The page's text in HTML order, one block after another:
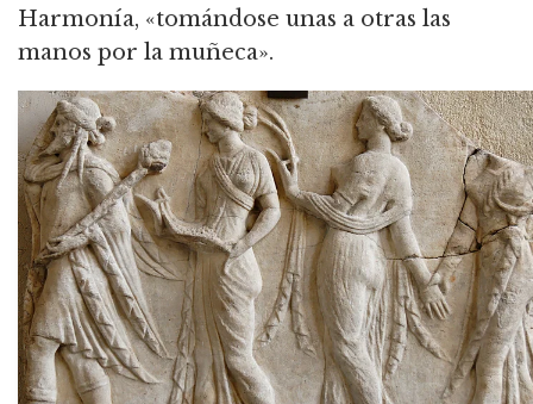
Harmonía, «tomándose unas a otras las
manos por la muñeca».